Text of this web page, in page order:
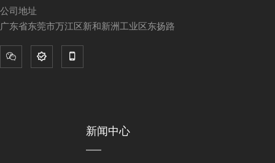
公司地址
广东省东莞市万江区新和新洲工业区东扬路
  
新闻中心